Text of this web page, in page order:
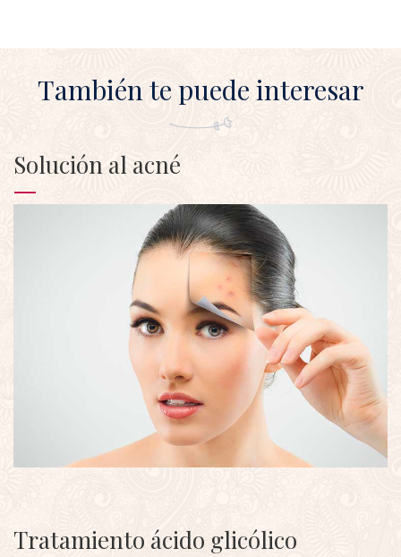
También te puede interesar
Solución al acné
Tratamiento ácido glicólico